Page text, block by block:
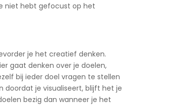
niet hebt gefocust op het
je het creatief denken.
gaat denken over je doelen,
bij ieder doel vragen te stellen
doordat je visualiseert, blijft het je
bezig dan wanneer je het